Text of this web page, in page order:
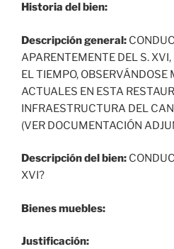
Historia del bien:
Descripción general:
APARENTEMENTE DEL S.
EL TIEMPO, OBSERVÁNDOSE
ACTUALES EN ESTA
INFRAESTRUCTURA DEL
(VER DOCUMENTACIÓN
Descripción del bien:
XVI?
Bienes muebles:
Justificación: